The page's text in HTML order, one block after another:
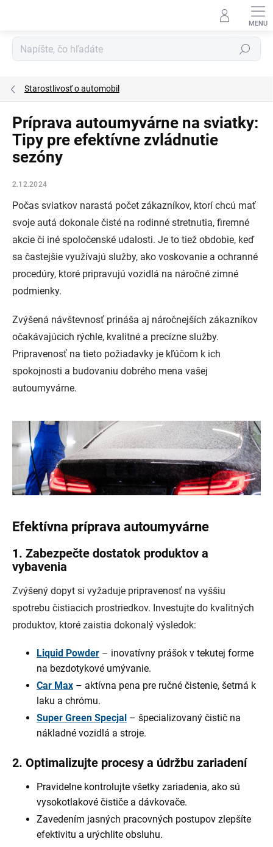
Hľadať
Starostlivosť o automobil
Príprava autoumyvárne na sviatky:
Tipy pre efektívne zvládnutie
sezóny
2.12.2024
Počas sviatkov narastá počet zákazníkov, ktorí chcú mať
svoje autá dokonale čisté na rodinné stretnutia, firemné
akcie či iné spoločenské udalosti. Je to tiež obdobie, keď
sa častejšie využívajú služby, ako voskovanie a ochranné
procedúry, ktoré pripravujú vozidlá na náročné zimné
podmienky.
Zvýšená návštevnosť prináša aj náročnejších zákazníkov
očakávajúcich rýchle, kvalitné a precízne služby.
Pripravenosť na tieto požiadavky je kľúčom k ich
spokojnosti a budovaniu dobrého mena vašej
autoumyvárne.
Efektívna príprava autoumyvárne
1. Zabezpečte dostatok produktov a
vybavenia
Zvýšený dopyt si vyžaduje pripravenosť na vyššiu
spotrebu čistiacich prostriedkov. Investujte do kvalitných
produktov, ktoré zaistia dokonalý výsledok:
Liquid Powder – inovatívny prášok v tekutej forme
na bezdotykové umývanie.
Car Max – aktívna pena pre ručné čistenie, šetrná k
laku a chrómu.
Super Green Specjal – špecializovaný čistič na
nákladné vozidlá a stroje.
2. Optimalizujte procesy a údržbu zariadení
Pravidelne kontrolujte všetky zariadenia, ako sú
vysokotlakové čističe a dávkovače.
Zavedením jasných pracovných postupov zlepšíte
efektivitu a urýchlite obsluhu.